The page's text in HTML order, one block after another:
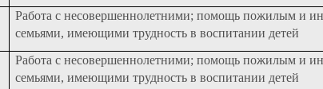
Работа с несовершеннолетними; помощь пожилым и
семьями, имеющими трудность в воспитании детей
Работа с несовершеннолетними; помощь пожилым и
семьями, имеющими трудность в воспитании детей